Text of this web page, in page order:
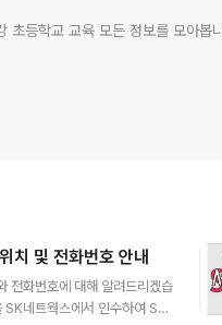
초등학교 교육 모든 정보를 모아봅니
치 및 전화번호 안내
전화번호에 대해 알려드리겠습
네트웍스에서 인수하여 SK